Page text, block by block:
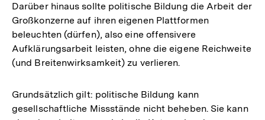
Darüber hinaus sollte politische Bildung die Arbeit der
Großkonzerne auf ihren eigenen Plattformen
beleuchten (dürfen), also eine offensivere
Aufklärungsarbeit leisten, ohne die eigene Reichweite
(und Breitenwirksamkeit) zu verlieren.
Grundsätzlich gilt: politische Bildung kann
gesellschaftliche Missstände nicht beheben. Sie kann